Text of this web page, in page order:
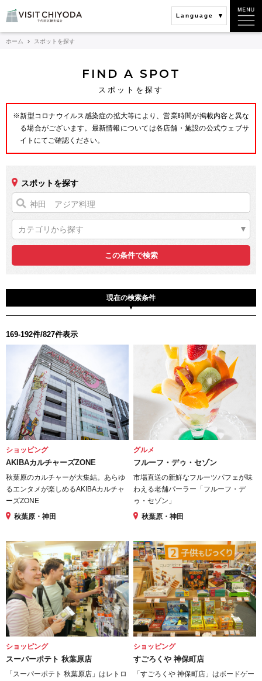
Language
ホーム スポットを探す
FIND A SPOT
スポットを探す
※新型コロナウイルス感染症の拡大等により、営業時間が掲載内容と異な
る場合がございます。最新情報については各店舗・施設の公式ウェブサ
イトにてご確認ください。
スポットを探す
カテゴリから探す
現在の検索条件
169-192件/827件表示
ショッピング
AKIBAカルチャーズZONE
秋葉原のカルチャーが大集結。あらゆ
るエンタメが楽しめるAKIBAカルチャ
ーズZONE
秋葉原・神田
グルメ
フルーフ・デゥ・セゾン
市場直送の新鮮なフルーツパフェが味
わえる老舗パーラー「フルーフ・デ
ゥ・セゾン」
秋葉原・神田
ショッピング
スーパーポテト 秋葉原店
「スーパーポテト 秋葉原店」はレトロ
ショッピング
すごろくや 神保町店
「すごろくや 神保町店」はボードゲー